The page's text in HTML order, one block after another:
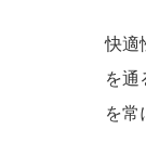
快適
を通
を常